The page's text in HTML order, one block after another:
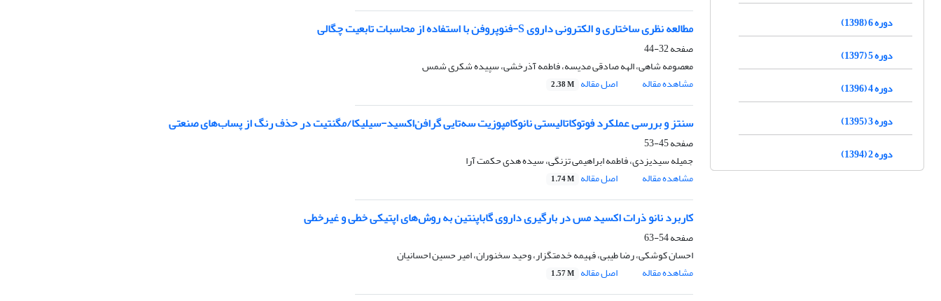
مطالعه نظری ساختاری و الکترونی داروی S-فنوپروفن با استفاده از محاسبات تابعیت چگالی
صفحه32-44
معصومه شاهی، الهه صادقی مدیسه، فاطمه آذرخشی، سپیده شکری شمس
مشاهده مقاله
اصل مقاله 2.38 M
سنتز و بررسی عملکرد فوتوکاتالیستی نانوکامپوزیت سه‌تایی گرافن‌اکسید-سیلیکا/مگنتیت در حذف رنگ از پساب‌های صنعتی
صفحه45-53
جمیله سیدیزدی، فاطمه ابراهیمی تزنگی، سیده هدی حکمت آرا
مشاهده مقاله
اصل مقاله 1.74 M
کاربرد نانو ذرات اکسید مس در بارگیری داروی گاباپنتین به روش‌های اپتیکی خطی و غیر‌خطی
صفحه54-63
احسان کوشکی، رضا طیبی، فهیمه خدمتگزار، وحید سخنوران، امیر حسین احسانیان
مشاهده مقاله
اصل مقاله 1.57 M
دوره 6 (1398)
دوره 5 (1397)
دوره 4 (1396)
دوره 3 (1395)
دوره 2 (1394)